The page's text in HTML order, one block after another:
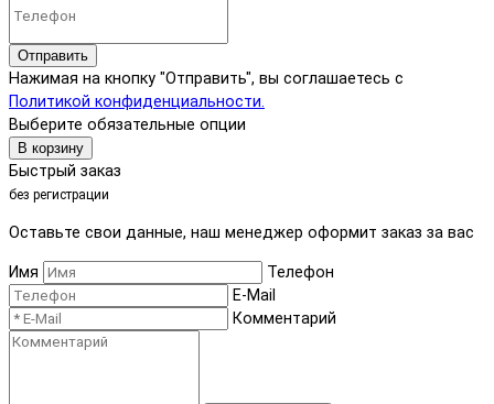
Отправить
Нажимая на кнопку "Отправить", вы соглашаетесь с
Политикой конфиденциальности.
Выберите обязательные опции
В корзину
Быстрый заказ
без регистрации
Оставьте свои данные, наш менеджер оформит заказ за вас
Имя
Телефон
E-Mail
Комментарий